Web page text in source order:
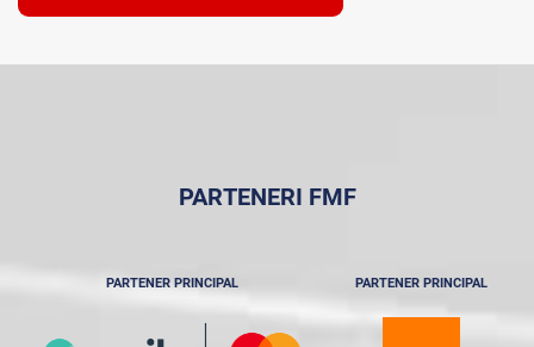
PARTENERI FMF
PARTENER PRINCIPAL PARTENER PRINCIPAL